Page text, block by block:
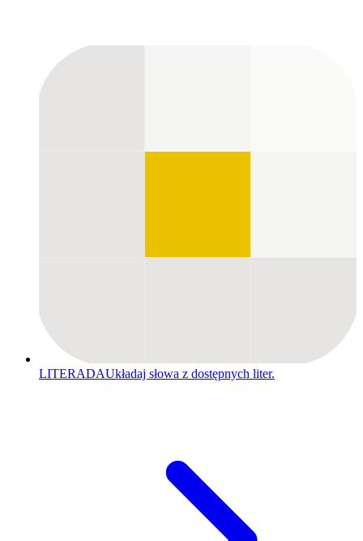
LITERADAUkładaj słowa z dostępnych liter.